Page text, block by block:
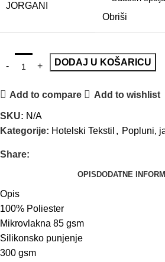
JORGANI
Obriši
DODAJ U KOŠARICU
Add to compare Add to wishlist
SKU: N/A
Kategorije: Hotelski Tekstil , Popluni,
Share:
OPIS DODATNE
Opis
100% Poliester
Mikrovlakna 85 gsm
Silikonsko punjenje
300 gsm